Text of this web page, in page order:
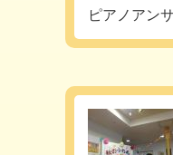
ピアノアン